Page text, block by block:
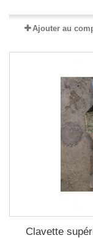
Ajouter au
Clavette